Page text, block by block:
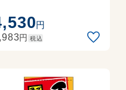
円
円 税込